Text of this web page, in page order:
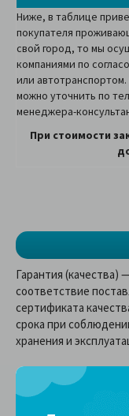
Ниже, в таблице
покупателя
свой город, то мы
компаниями по
или
можно уточнить по
менеджера-
При стоимости
Гарантия (качества)
соответствие
сертификата
срока при
хранения и
составляет